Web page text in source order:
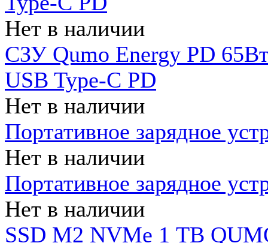
Нет в наличии
СЗУ Qumo Energy PD
USB Type-C PD
Нет в наличии
Портативное зарядное
Нет в наличии
Портативное зарядное
Нет в наличии
SSD M2 NVMe 1 ТB